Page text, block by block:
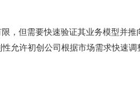
，但需要快速验证其业务模型并
允许初创公司根据市场需求快速